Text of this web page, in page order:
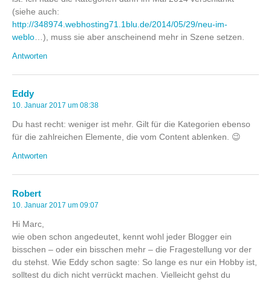
(siehe auch:
http://348974.webhosting71.1blu.de/2014/05/29/neu-im-
weblo …), muss sie aber anscheinend mehr in Szene setzen.
Antworten
Eddy
10. Januar 2017 um 08:38
Du hast recht: weniger ist mehr. Gilt für die Kategorien ebenso
für die zahlreichen Elemente, die vom Content ablenken. 😉
Antworten
Robert
10. Januar 2017 um 09:07
Hi Marc,
wie oben schon angedeutet, kennt wohl jeder Blogger ein
bisschen – oder ein bisschen mehr – die Fragestellung vor der
du stehst. Wie Eddy schon sagte: So lange es nur ein Hobby ist,
solltest du dich nicht verrückt machen. Vielleicht gehst du